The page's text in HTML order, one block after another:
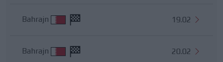
Bahrajn 19.02
Bahrajn 20.02